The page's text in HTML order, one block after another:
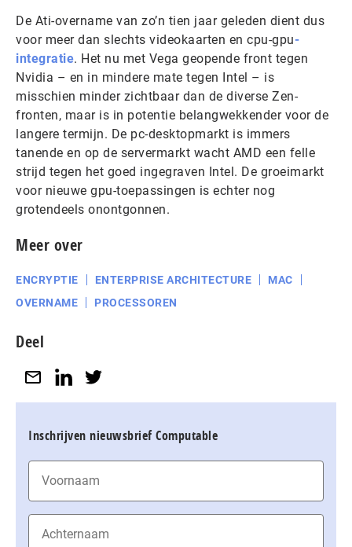
De Ati-overname van zo’n tien jaar geleden dient dus
voor meer dan slechts videokaarten en cpu-gpu-
integratie. Het nu met Vega geopende front tegen
Nvidia – en in mindere mate tegen Intel – is
misschien minder zichtbaar dan de diverse Zen-
fronten, maar is in potentie belangwekkender voor de
langere termijn. De pc-desktopmarkt is immers
tanende en op de servermarkt wacht AMD een felle
strijd tegen het goed ingegraven Intel. De groeimarkt
voor nieuwe gpu-toepassingen is echter nog
grotendeels onontgonnen.
Meer over
ENCRYPTIE ENTERPRISE ARCHITECTURE
MAC
OVERNAME
PROCESSOREN
Deel
Inschrijven nieuwsbrief Computable